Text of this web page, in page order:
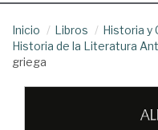
Inicio Libros Historia y
Historia de la Literatura
griega